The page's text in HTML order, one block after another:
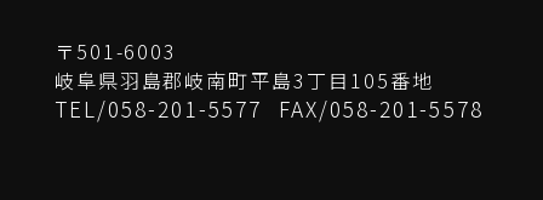
〒501-6003
岐阜県羽島郡岐南町平島3丁目105番地
TEL/058-201-5577 FAX/058-201-5578